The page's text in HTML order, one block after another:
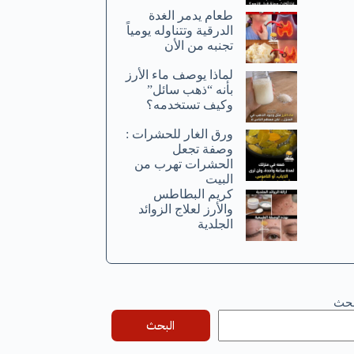
طعام يدمر الغدة
الدرقية وتتناوله يومياً
تجنبه من الأن
لماذا يوصف ماء الأرز
بأنه “ذهب سائل”
وكيف تستخدمه؟
ورق الغار للحشرات :
وصفة تجعل
الحشرات تهرب من
البيت
كريم البطاطس
والأرز لعلاج الزوائد
الجلدية
البحث